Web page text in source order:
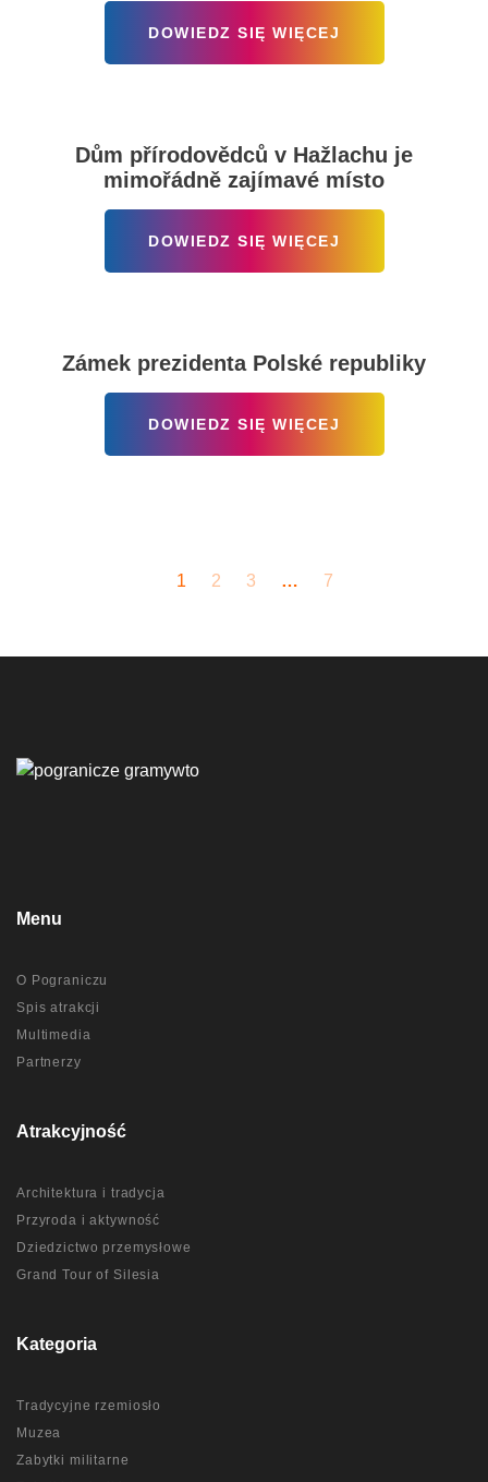
DOWIEDZ SIĘ WIĘCEJ
Dům přírodovědců v Hažlachu je
mimořádně zajímavé místo
DOWIEDZ SIĘ WIĘCEJ
Zámek prezidenta Polské republiky
DOWIEDZ SIĘ WIĘCEJ
1 2 3 … 7
Menu
O Pograniczu
Spis atrakcji
Multimedia
Partnerzy
Atrakcyjność
Architektura i tradycja
Przyroda i aktywność
Dziedzictwo przemysłowe
Grand Tour of Silesia
Kategoria
Tradycyjne rzemiosło
Muzea
Zabytki militarne